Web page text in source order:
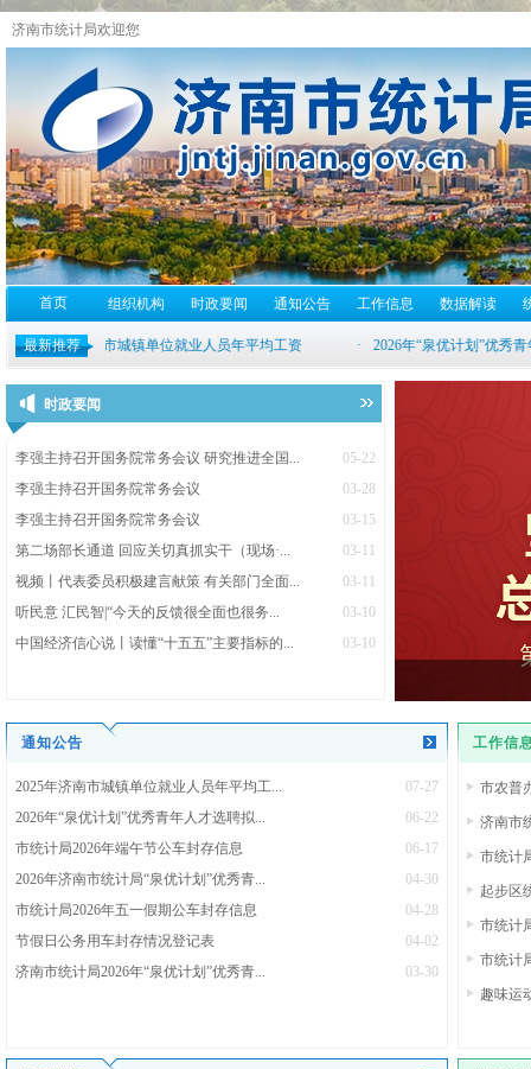
济南市统计局欢迎您
首页 组织机构 时政要闻 通知公告 工作信息 数据解读
最新推荐
时政要闻
李强主持召开国务院常务会议 研究推进全国...
05-22
李强主持召开国务院常务会议
03-28
李强主持召开国务院常务会议
03-15
第二场部长通道 回应关切真抓实干（现场·...
03-11
视频丨代表委员积极建言献策 有关部门全面...
03-11
听民意 汇民智|“今天的反馈很全面也很务...
03-10
中国经济信心说丨读懂“十五五”主要指标的...
03-10
通知公告
2025年济南市城镇单位就业人员年平均工...
07-27
2026年“泉优计划”优秀青年人才选聘拟...
06-22
市统计局2026年端午节公车封存信息
06-17
2026年济南市统计局“泉优计划”优秀青...
04-30
市统计局2026年五一假期公车封存信息
04-28
节假日公务用车封存情况登记表
04-02
济南市统计局2026年“泉优计划”优秀青...
03-30
工作信
市农普
济南市
市统计
起步区
市统计
市统计
趣味运